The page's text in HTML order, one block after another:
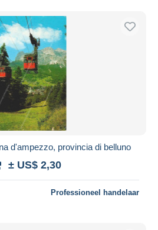
d'ampezzo, provincia di belluno
± US$ 2,30
Professioneel handelaar